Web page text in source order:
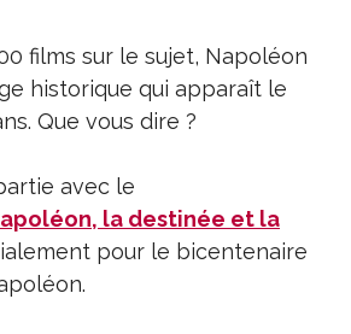
films sur le sujet, Napoléon
historique qui apparaît le
Que vous dire ?
avec le
la destinée et la
pour le bicentenaire